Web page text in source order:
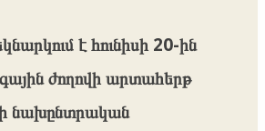
է հունիսի 20-ին
ժողովի արտահերթ
նախընտրական